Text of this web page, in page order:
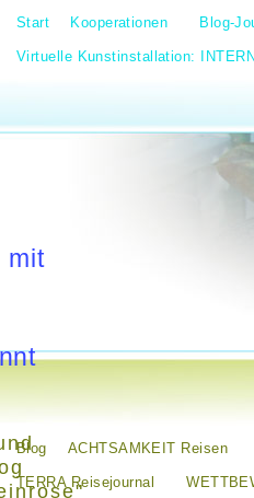
Start Kooperationen Blog-
Virtuelle Kunstinstallation:
mit
Blog ACHTSAMKEIT Reisen
TERRA Reisejournal